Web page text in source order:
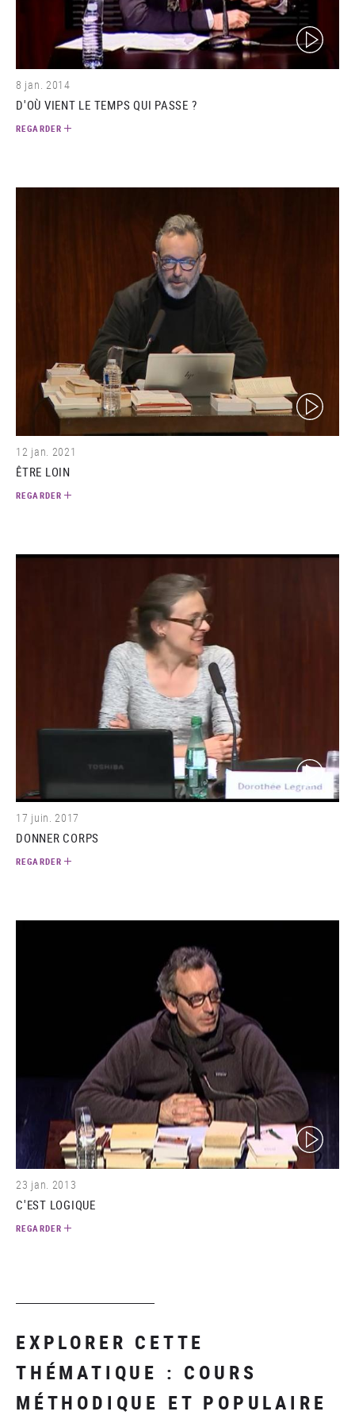
(video)
8 jan. 2014
D'OÙ VIENT LE TEMPS QUI PASSE ?
REGARDER
(video)
12 jan. 2021
ÊTRE LOIN
REGARDER
(video)
17 juin. 2017
DONNER CORPS
REGARDER
(video)
23 jan. 2013
C'EST LOGIQUE
REGARDER
EXPLORER CETTE
THÉMATIQUE : COURS
MÉTHODIQUE ET POPULAIRE